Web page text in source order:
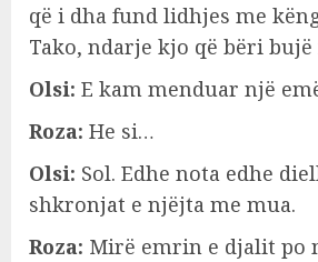
që i dha fund lidhjes me
Tako, ndarje kjo që bëri
Olsi: E kam menduar një
Roza: He si…
Olsi: Sol. Edhe nota edhe
shkronjat e njëjta me mua.
Roza: Mirë emrin e djalit po